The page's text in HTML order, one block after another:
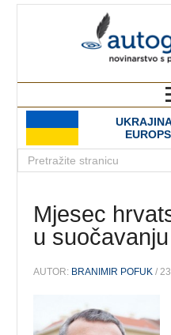
Mjesec
u
AUTOR: BRANIMIR POFUK /